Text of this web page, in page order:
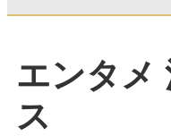
エンタメ
ス